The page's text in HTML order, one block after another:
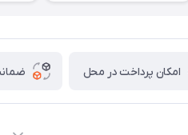
امکان پرداخت در محل